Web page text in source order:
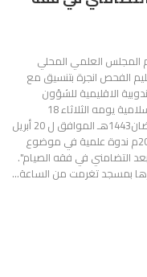
المجلس العلمي المحلي
الفحص انجرة بتنسيق مع
الاقليمية للشؤون
الاسلامية يومه الثلاثاء 18
رمضان1443هـ الموافق ل 20 أبريل
2022م ندوة علمية في موضوع
التضامني في فقه الصيام".
بمسجد تغرمت من الساعة…